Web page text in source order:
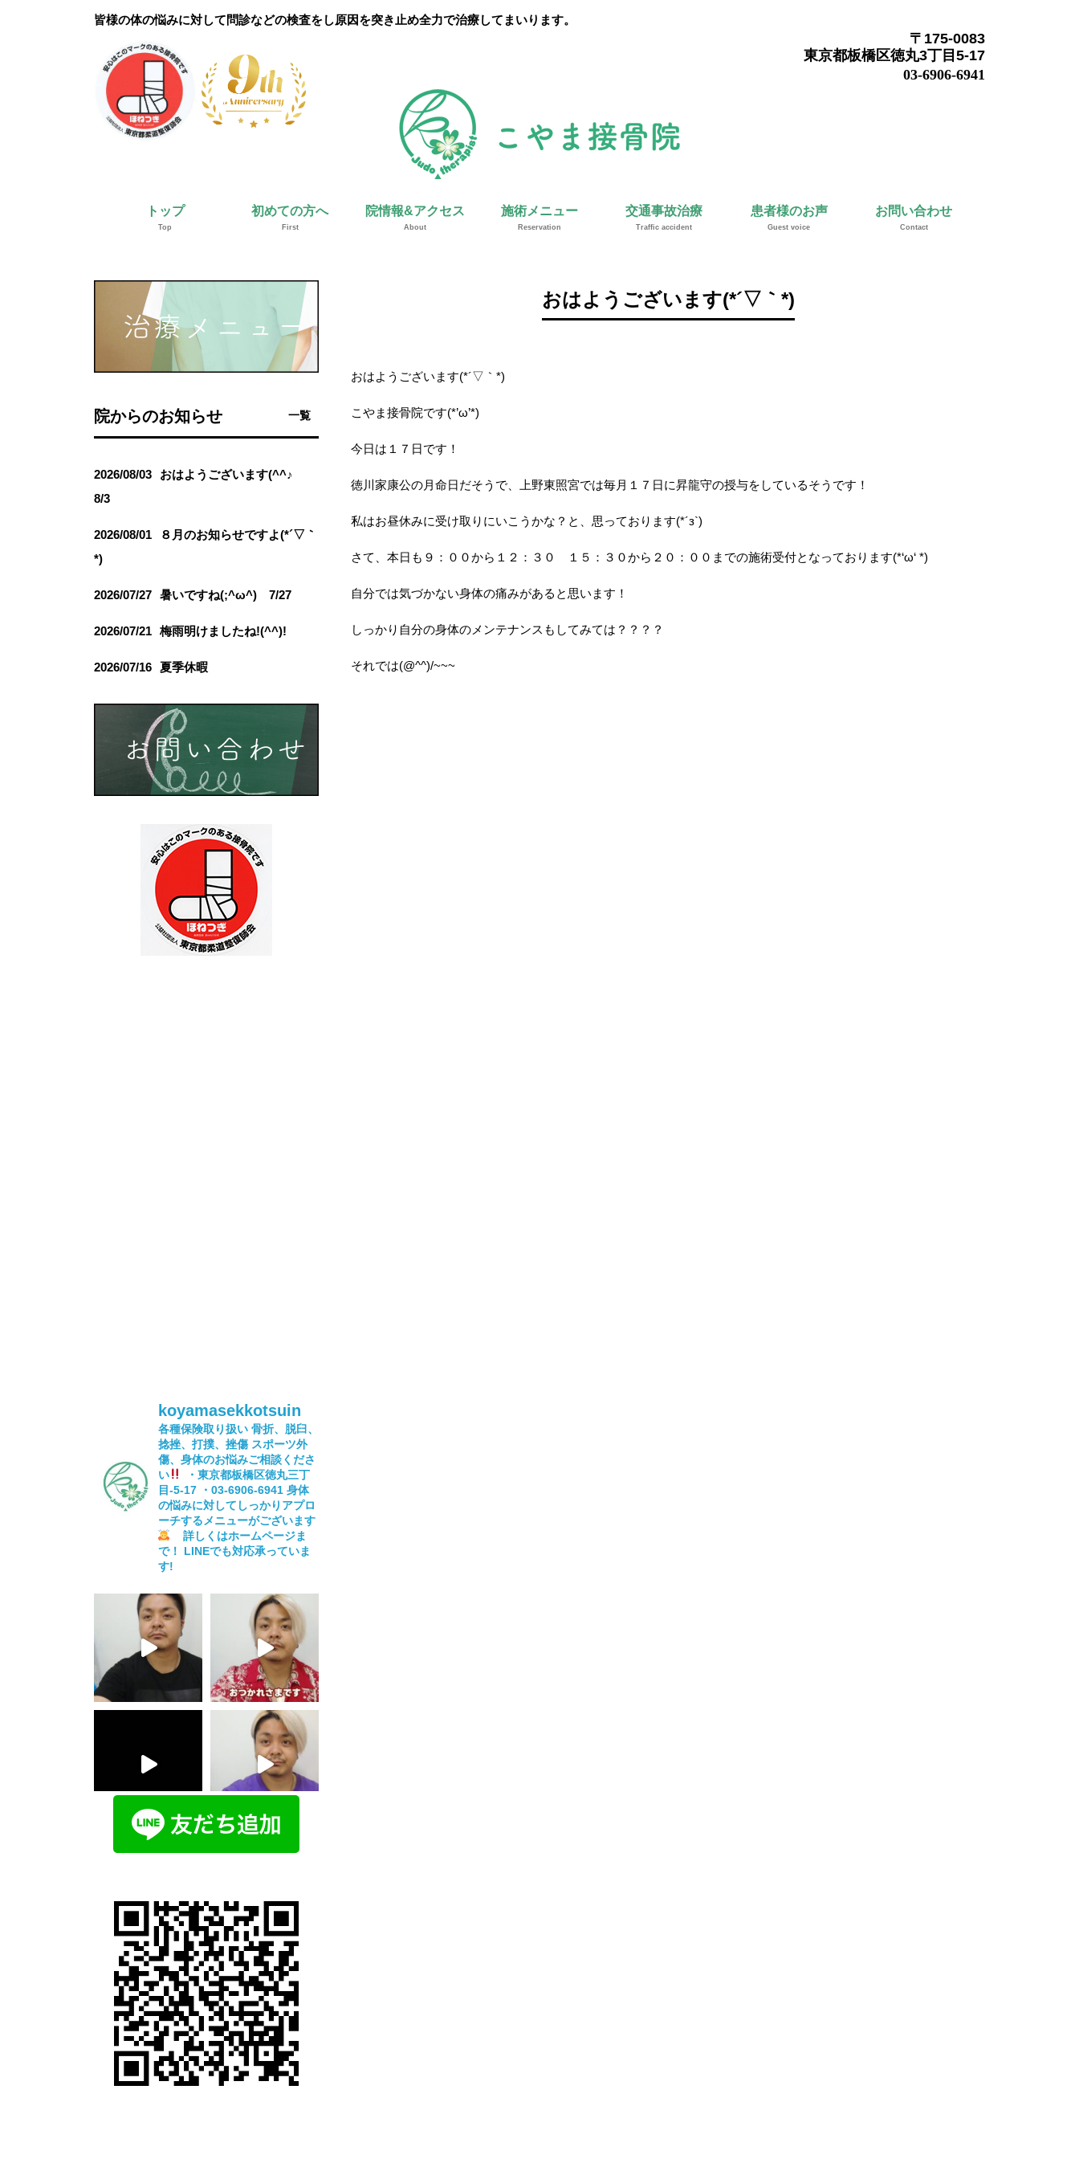
皆様の体の悩みに対して問診などの検査をし原因を突き止め全力で治療してまいります。
〒175-0083
東京都板橋区徳丸3丁目5-17
03-6906-6941
トップ
Top
初めての方へ
First
院情報&アクセス
About
施術メニュー
Reservation
交通事故治療
Traffic accident
患者様のお声
Guest voice
お問い合わせ
Contact
おはようございます(*´▽｀*)
おはようございます(*´▽｀*)
こやま接骨院です(*’ω’*)
今日は１７日です！
徳川家康公の月命日だそうで、上野東照宮では毎月１７日に昇龍守の授与をしているそうです！
私はお昼休みに受け取りにいこうかな？と、思っております(*´з`)
さて、本日も９：００から１２：３０ １５：３０から２０：００までの施術受付となっております(*‘ω‘ *)
自分では気づかない身体の痛みがあると思います！
しっかり自分の身体のメンテナンスもしてみては？？？？
それでは(@^^)/~~~
院からのお知らせ 一覧
2026/08/03
おはようございます(^^♪
8/3
2026/08/01
８月のお知らせですよ(*´▽｀
*)
2026/07/27 暑いですね(;^ω^) 7/27
2026/07/21 梅雨明けましたね!(^^)!
2026/07/16 夏季休暇
koyamasekkotsuin
各種保険取り扱い 骨折、脱臼、
捻挫、打撲、挫傷 スポーツ外
傷、身体のお悩みご相談くださ
い
・東京都板橋区徳丸三丁
目-5-17 ・03-6906-6941 身体
の悩みに対してしっかりアプロ
ーチするメニューがございます
詳しくはホームページま
で！
LINEでも対応承っていま
す!